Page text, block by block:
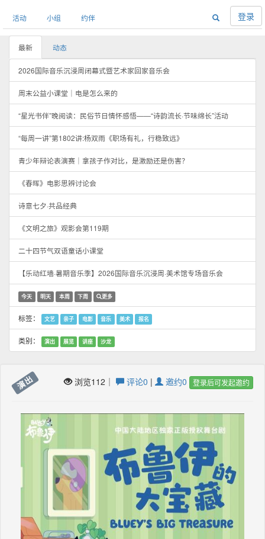
活动 小组 约伴 登录
最新 动态
2026国际音乐沉浸周闭幕式暨艺术家回家音乐会
周末公益小课堂｜电是怎么来的
“星光书伴”晚阅读：民俗节日情怀感悟——“诗韵流长·节味绵长”活动
“每周一讲”第1802讲:杨双雨《职场有礼，行稳致远》
青少年辩论表演赛｜拿孩子作对比，是激励还是伤害？
《春晖》电影思辨讨论会
诗意七夕·共品经典
《文明之旅》观影会第119期
二十四节气双语童话小课堂
【乐动红墙·暑期音乐季】2026国际音乐沉浸周·美术馆专场音乐会
今天 明天 本周 下周 更多
标签： 文艺 亲子 电影 音乐 美术 报名
类别： 演出 展览 讲座 沙龙
演出 浏览112｜ 评论0 | 邀约0 登录后可发起邀约